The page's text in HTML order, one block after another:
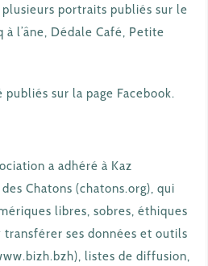
portraits publiés sur le
à l’âne, Dédale Café, Petite
sur la page Facebook.
a adhéré à Kaz
Chatons (chatons.org), qui
libres, sobres, éthiques
transférer ses données et outils
listes de diffusion,